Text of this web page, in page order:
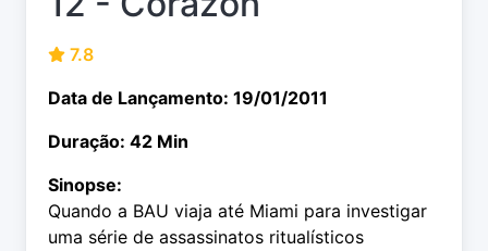
7.8
Data de Lançamento: 19/01/2011
Duração: 42 Min
Sinopse:
Quando a BAU viaja até Miami para investigar
uma série de assassinatos ritualísticos